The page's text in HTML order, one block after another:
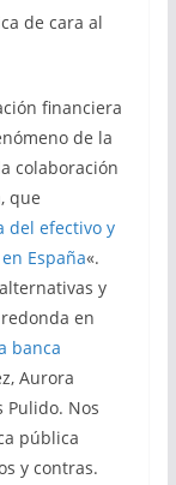
de cara al
financiera
de la
colaboración
que
del efectivo y
España«.
y
en
banca
Aurora
Pulido. Nos
pública
y contras.